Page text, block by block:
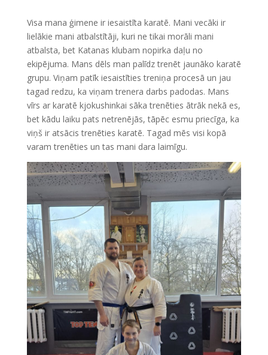
Visa mana ģimene ir iesaistīta karatē. Mani vecāki ir
lielākie mani atbalstītāji, kuri ne tikai morāli mani
atbalsta, bet Katanas klubam nopirka daļu no
ekipējuma. Mans dēls man palīdz trenēt jaunāko karatē
grupu. Viņam patīk iesaistīties treniņa procesā un jau
tagad redzu, ka viņam trenera darbs padodas. Mans
vīrs ar karatē kjokushinkai sāka trenēties ātrāk nekā es,
bet kādu laiku pats netrenējās, tāpēc esmu priecīga, ka
viņš ir atsācis trenēties karatē. Tagad mēs visi kopā
varam trenēties un tas mani dara laimīgu.